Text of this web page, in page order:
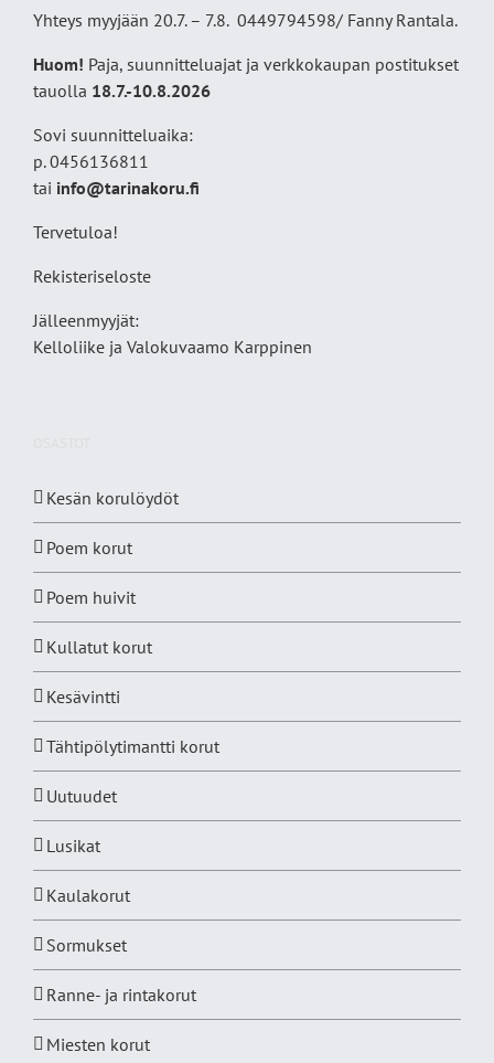
Yhteys myyjään 20.7. – 7.8. 0449794598/ Fanny Rantala.
Huom! Paja, suunnitteluajat ja verkkokaupan postitukset
tauolla 18.7.-10.8.2026
Sovi suunnitteluaika:
p. 0456136811
tai info@tarinakoru.fi
Tervetuloa!
Rekisteriseloste
Jälleenmyyjät:
Kelloliike ja Valokuvaamo Karppinen
Kesän korulöydöt
Poem korut
Poem huivit
Kullatut korut
Kesävintti
Tähtipölytimantti korut
Uutuudet
Lusikat
Kaulakorut
Sormukset
Ranne- ja rintakorut
Miesten korut